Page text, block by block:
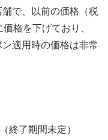
で、以前の価格（税
格を下げており、
適用時の価格は非常
終了期間未定）